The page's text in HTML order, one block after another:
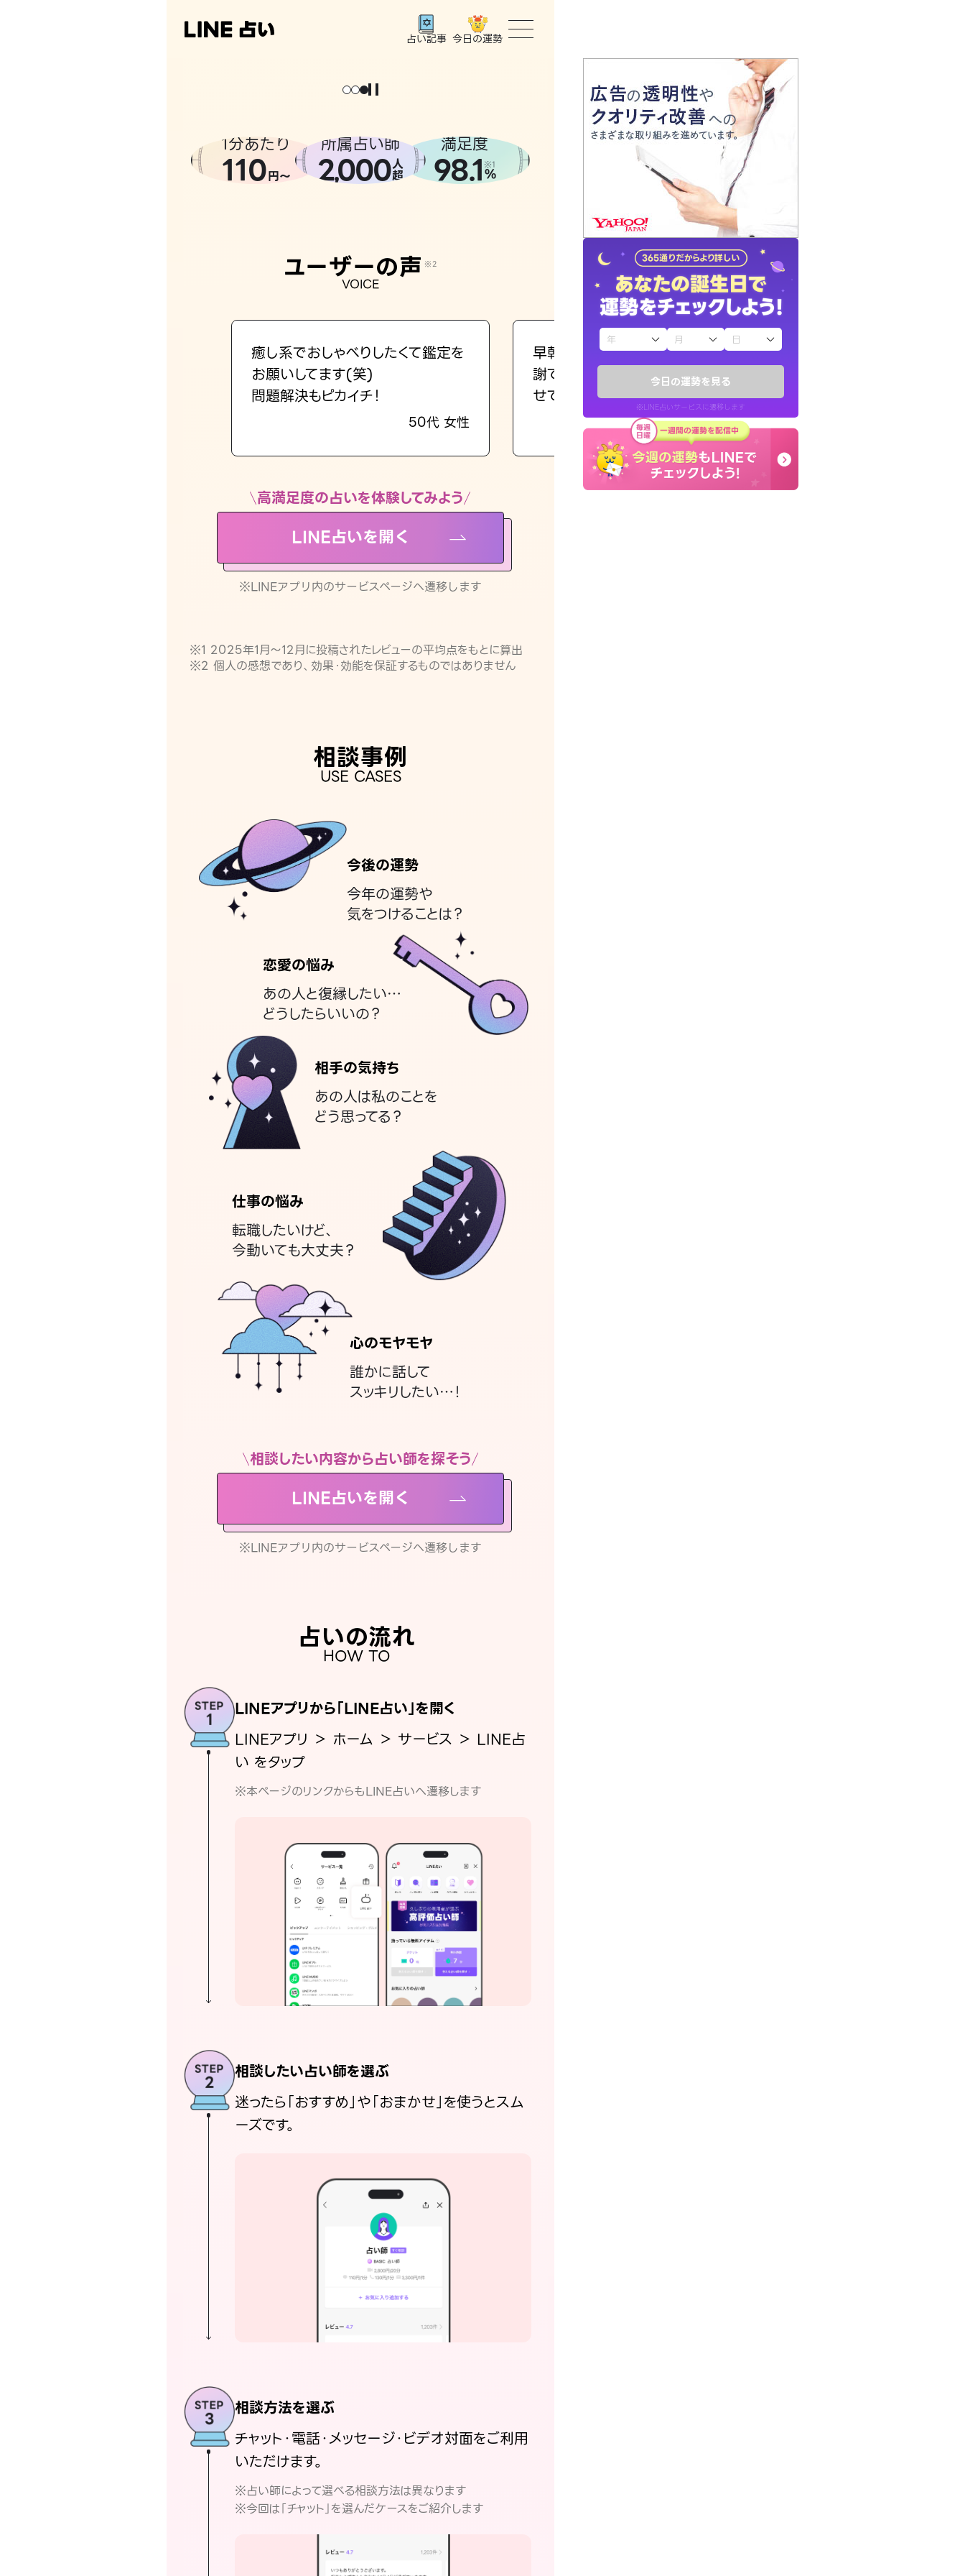
今日の運勢を見る
※LINE占いサービスに遷移します
占い記事 今日の運勢
トップ
ユーザーの声
占いの流れ
おすすめの占い師
よくある質問
えもじの子（占）12星座占い
お知らせ
1分あたり
110円〜
所属占い師
2,000人
超
満足度
98.1 ※1
%
ユーザーの声 ※2
VOICE
癒し系でおしゃべりしたくて鑑定を
お願いしてます(笑)
問題解決もピカイチ！
50代 女性
早朝にも関わらず鑑定いただき感
謝です。私のままでいいんだと思わ
せてくれます。
40代 女性
高満足度の占いを体験してみよう
LINE占いを開く
※LINEアプリ内のサービスページへ遷移します
※1 2025年1月〜12月に投稿されたレビューの平均点をもとに算出
※2 個人の感想であり、効果・効能を保証するものではありません
相談事例
USE CASES
今後の運勢
今年の運勢や
気をつけることは？
恋愛の悩み
あの人と復縁したい…
どうしたらいいの？
相手の気持ち
あの人は私のことを
どう思ってる？
仕事の悩み
転職したいけど、
今動いても大丈夫？
心のモヤモヤ
誰かに話して
スッキリしたい…！
相談したい内容から占い師を探そう
LINE占いを開く
※LINEアプリ内のサービスページへ遷移します
占いの流れ
HOW TO
LINEアプリから「LINE占い」を開く
LINEアプリ ＞ ホーム ＞ サービス ＞ LINE占
い をタップ
※本ページのリンクからもLINE占いへ遷移します
相談したい占い師を選ぶ
迷ったら「おすすめ」や「おまかせ」を使うとスム
ーズです。
相談方法を選ぶ
チャット・電話・メッセージ・ビデオ対面をご利用
いただけます。
※占い師によって選べる相談方法は異なります
※今回は「チャット」を選んだケースをご紹介します